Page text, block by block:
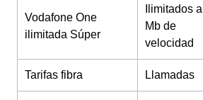
Vodafone One
ilimitada Súper
Ilimitados
Mb de
velocidad
Tarifas fibra Llamadas